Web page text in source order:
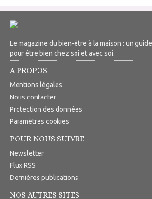
Le magazine du bien-être à la maison : un
pour être bien chez soi et avec soi.
A PROPOS
Mentions légales
Nous contacter
Protection des données
Paramètres cookies
POUR NOUS SUIVRE
Newsletter
Flux RSS
Dernières publications
NOS AUTRES SITES